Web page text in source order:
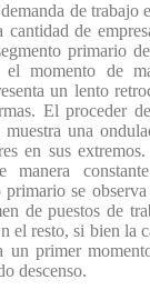
de trabajo
cantidad de
primario
momento de
un lento
El proceder
muestra una
en sus
manera
se observa
de puestos de
el resto, si bien la
un primer
descenso.